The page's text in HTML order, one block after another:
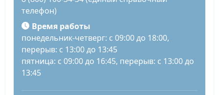
телефон)
Время работы
понедельник-четверг: с 09:00 до 18:00,
перерыв: с 13:00 до 13:45
пятница: с 09:00 до 16:45, перерыв: с 13:00 до
13:45